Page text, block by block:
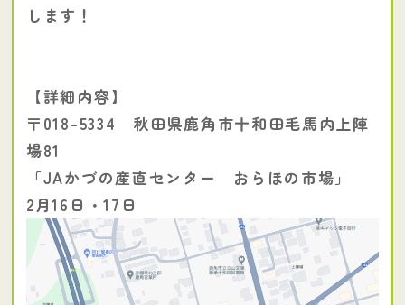
します！
【詳細内容】
〒018-5334 秋田県鹿角市十和田毛馬内上陣
場81
「JAかづの産直センター おらほの市場」
2月16日・17日